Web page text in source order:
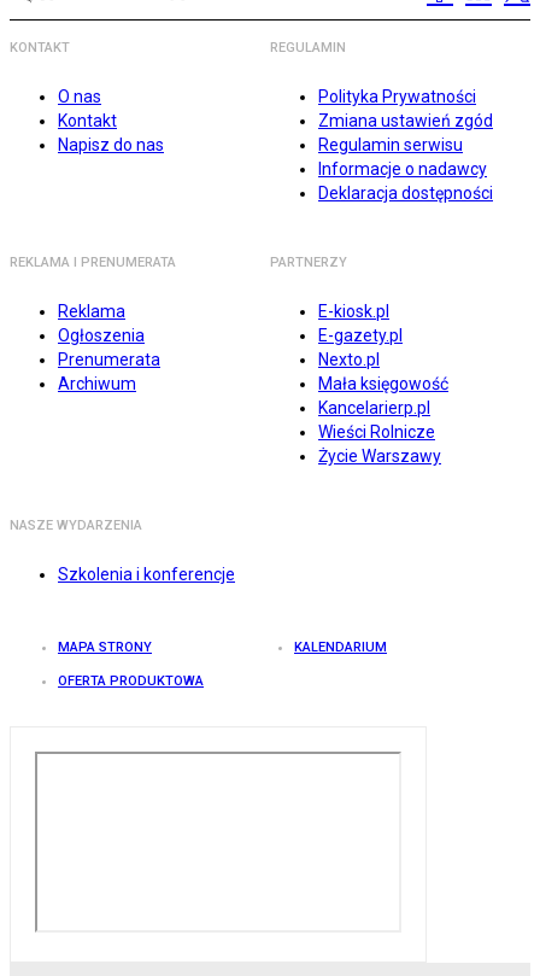
KONTAKT
O nas
Kontakt
Napisz do nas
REGULAMIN
Polityka Prywatności
Zmiana ustawień zgód
Regulamin serwisu
Informacje o nadawcy
Deklaracja dostępności
REKLAMA I PRENUMERATA
Reklama
Ogłoszenia
Prenumerata
Archiwum
PARTNERZY
E-kiosk.pl
E-gazety.pl
Nexto.pl
Mała księgowość
Kancelarierp.pl
Wieści Rolnicze
Życie Warszawy
NASZE WYDARZENIA
Szkolenia i konferencje
MAPA STRONY KALENDARIUM
OFERTA PRODUKTOWA